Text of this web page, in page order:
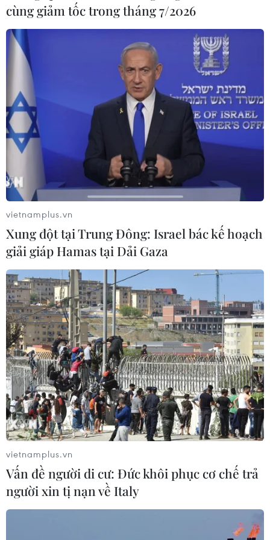
TIN CÙNG CHUYÊN MỤC
cùng giảm tốc trong tháng 7/2026
vietnamplus.vn
Xung đột tại Trung Đông: Israel bác kế hoạch
giải giáp Hamas tại Dải Gaza
vietnamplus.vn
Vấn đề người di cư: Đức khôi phục cơ chế trả
người xin tị nạn về Italy